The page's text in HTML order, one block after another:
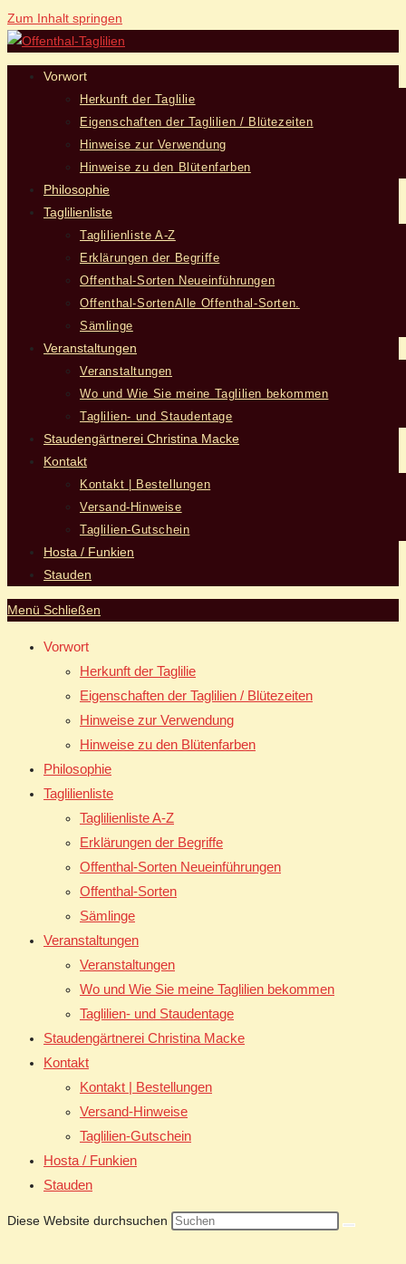
Zum Inhalt springen
Vorwort
Herkunft der Taglilie
Eigenschaften der Taglilien / Blütezeiten
Hinweise zur Verwendung
Hinweise zu den Blütenfarben
Philosophie
Taglilienliste
Taglilienliste A-Z
Erklärungen der Begriffe
Offenthal-Sorten Neueinführungen
Offenthal-SortenAlle Offenthal-Sorten.
Sämlinge
Veranstaltungen
Veranstaltungen
Wo und Wie Sie meine Taglilien bekommen
Taglilien- und Staudentage
Staudengärtnerei Christina Macke
Kontakt
Kontakt | Bestellungen
Versand-Hinweise
Taglilien-Gutschein
Hosta / Funkien
Stauden
Menü Schließen
Vorwort
Herkunft der Taglilie
Eigenschaften der Taglilien / Blütezeiten
Hinweise zur Verwendung
Hinweise zu den Blütenfarben
Philosophie
Taglilienliste
Taglilienliste A-Z
Erklärungen der Begriffe
Offenthal-Sorten Neueinführungen
Offenthal-Sorten
Sämlinge
Veranstaltungen
Veranstaltungen
Wo und Wie Sie meine Taglilien bekommen
Taglilien- und Staudentage
Staudengärtnerei Christina Macke
Kontakt
Kontakt | Bestellungen
Versand-Hinweise
Taglilien-Gutschein
Hosta / Funkien
Stauden
Diese Website durchsuchen